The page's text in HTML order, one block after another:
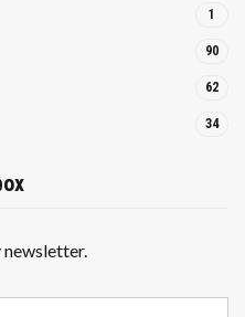
1
90
62
34
newsletter.